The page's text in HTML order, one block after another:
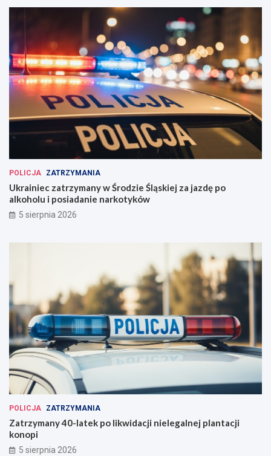
POLICJA ZATRZYMANIA
Ukrainiec zatrzymany w Środzie Śląskiej za jazdę po
alkoholu i posiadanie narkotyków
5 sierpnia 2026
POLICJA ZATRZYMANIA
Zatrzymany 40-latek po likwidacji nielegalnej plantacji
konopi
5 sierpnia 2026